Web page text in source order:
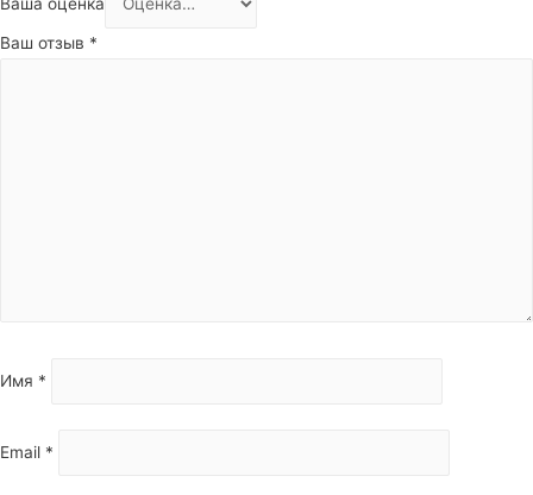
Ваша оценка
Ваш отзыв *
Имя *
Email *